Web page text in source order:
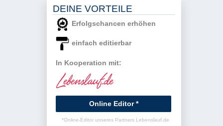
DEINE VORTEILE
Erfolgschancen erhöhen
einfach editierbar
In Kooperation mit:
Online Editor *
*Online-Editor unseres Partners Lebenslauf.de